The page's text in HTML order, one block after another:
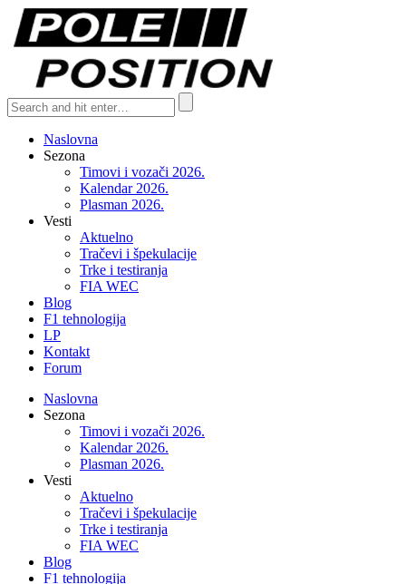
Naslovna
Sezona
Timovi i vozači 2026.
Kalendar 2026.
Plasman 2026.
Vesti
Aktuelno
Tračevi i špekulacije
Trke i testiranja
FIA WEC
Blog
F1 tehnologija
LP
Kontakt
Forum
Naslovna
Sezona
Timovi i vozači 2026.
Kalendar 2026.
Plasman 2026.
Vesti
Aktuelno
Tračevi i špekulacije
Trke i testiranja
FIA WEC
Blog
F1 tehnologija